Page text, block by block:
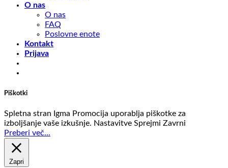
O nas
O nas
FAQ
Poslovne enote
Kontakt
Prijava
Piškotki
Spletna stran Igma Promocija uporablja piškotke za
izboljšanje vaše izkušnje. Nastavitve Sprejmi Zavrni
Preberi več...
Zapri